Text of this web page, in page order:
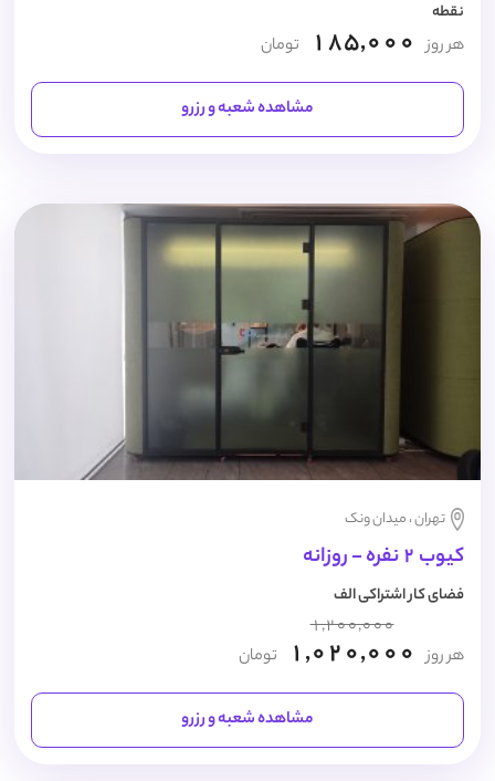
نقطه
هر روز 185,000 تومان
مشاهده شعبه و رزرو
تهران ، میدان ونک
کیوب 2 نفره - روزانه
فضای کار اشتراکی الف
هر روز
1,200,000
1,020,000 تومان
مشاهده شعبه و رزرو